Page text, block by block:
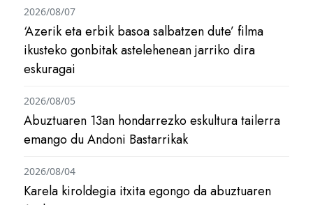
‘Azerik eta erbik basoa salbatzen dute’ filma
ikusteko gonbitak astelehenean jarriko dira
eskuragai
2026/08/07
Abuztuaren 13an hondarrezko eskultura tailerra
emango du Andoni Bastarrikak
2026/08/05
Karela kiroldegia itxita egongo da abuztuaren
2026/08/04